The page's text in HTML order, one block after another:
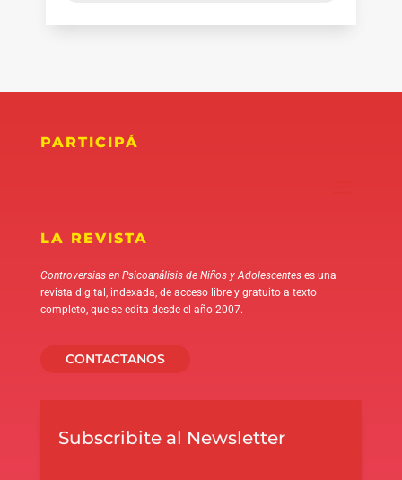
PARTICIPÁ
LA REVISTA
Controversias en Psicoanálisis de Niños y Adolescenteses una
revista digital, indexada, de acceso libre y gratuito a texto
completo, que se edita desde el año 2007.
CONTACTANOS
Subscribite al Newsletter